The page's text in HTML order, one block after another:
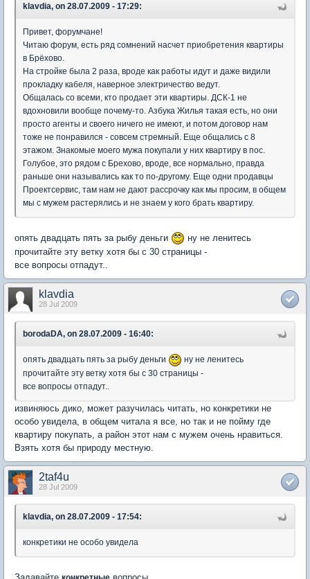
klavdia, on 28.07.2009 - 17:29:
Привет, форумчане!
Читаю форум, есть ряд сомнений насчет приобретения квартиры
в Брёхово.
На стройке была 2 раза, вроде как работы идут и даже видили
прокладку кабеля, наверное электричество ведут.
Общалась со всеми, кто продает эти квартиры. ДСК-1 не
вдохновили вообще почему-то. Азбука Жилья такая есть, но они
просто агенты и своего ничего не имеют, и потом договор нам
тоже не понравился - совсем стремный. Еще общались с 8
этажом. Знакомые моего мужа покупали у них квартиру в пос.
Голубое, это рядом с Брехово, вроде, все нормально, правда
раньше они назывались как то по-другому. Еще одни продавцы
Проектсервис, там нам не дают рассрочку как мы просим, в общем
мы с мужем растерялись и не знаем у кого брать квартиру.
опять двадцать пять за рыбу деньги
ну не ленитесь
прочитайте эту ветку хотя бы с 30 страницы -
все вопросы отпадут..
klavdia
28 Jul 2009
borodaDA, on 28.07.2009 - 16:40:
опять двадцать пять за рыбу деньги
ну не ленитесь
прочитайте эту ветку хотя бы с 30 страницы -
все вопросы отпадут..
извиняюсь дико, может разучилась читать, но конкретики не
особо увидела, в общем читала я все, но так и не пойму где
квартиру покупать, а район этот нам с мужем очень нравиться.
Взять хотя бы природу местную.
2taf4u
28 Jul 2009
klavdia, on 28.07.2009 - 17:54:
конкретики не особо увидела